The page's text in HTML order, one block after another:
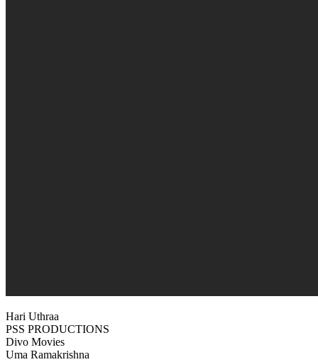
Hari Uthraa
PSS PRODUCTIONS
Divo Movies
Uma Ramakrishna